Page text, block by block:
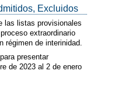
Excluidos
las listas provisionales
extraordinario
régimen de interinidad.
presentar
de 2023 al 2 de enero